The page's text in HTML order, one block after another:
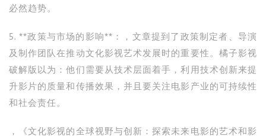
必然趋势。
5. **政策与市场的影响**：，文章提到了政策制定者、导演
及制作团队在推动文化影视艺术发展时的重要性。橘子影视
破解版以为：他们需要从技术层面着手，利用技术创新来提
升影片的质量和传播效果，并且要关注电影产业的可持续性
和社会责任。
，《文化影视的全球视野与创新：探索未来电影的艺术和影